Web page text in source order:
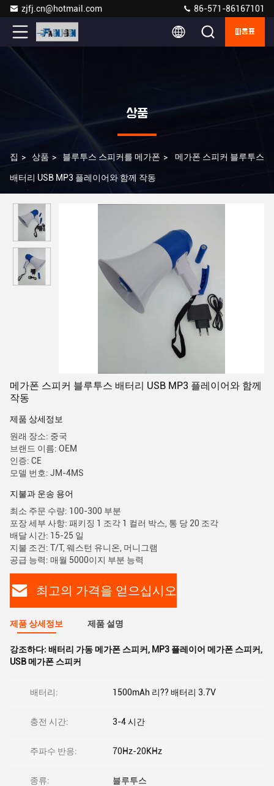
zjfj.cn@hotmail.com 86-571-86167101
따옴표
상품
집 > 상품 > 블루투스 스피커를 메가폰 > 메가폰 스피커 블루투스
배터리 USB MP3 플레이어와 함께 작동
메가폰 스피커 블루투스 배터리 USB MP3 플레이어와 함께
작동
제품 상세정보
원래 장소: 중국
브랜드 이름: OEM
인증: CE
모델 번호: JM-4MS
지불과 운송 용어
최소 주문 수량: 100-300 부분
포장 세부 사항: 패키징 1 조각 1 컬러 박스, 통 당 20 조각
배달 시간: 15-25 일
지불 조건: T/T, 웨스턴 유니온, 머니그램
공급 능력: 매월 5000이지 부분 능력
최고의 가격을 얻으십시오
제품 상세정보 제품 설명
강조하다: 배터리 가동 메가폰 스피커, MP3 플레이어 메가폰 스피커,
USB 메가폰 스피커
배터리: 1500mAh 리?? 배터리 3.7V
충전 시간: 3-4 시간
주파수 반응: 70Hz-20KHz
종류: 블루투스